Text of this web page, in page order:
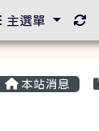
本站消息
主選單